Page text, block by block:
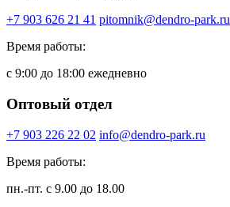
+7 903 626 21 41 pitomnik@dendro-park.ru
Время работы:
с 9:00 до 18:00 ежедневно
Оптовый отдел
+7 903 226 22 02 info@dendro-park.ru
Время работы:
пн.-пт. с 9.00 до 18.00